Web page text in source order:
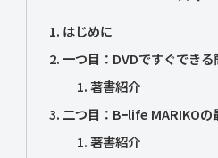
はじめに
一つ目：DVDですぐできる
著書紹介
二つ目：Bｰlife MARIKOの
著書紹介